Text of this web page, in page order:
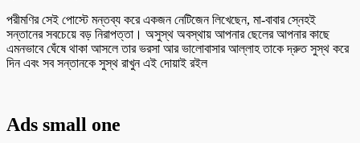
পরীমণির সেই পোস্টে মন্তব্য করে একজন নেটিজেন লিখেছেন, মা-বাবার স্নেহই
সন্তানের সবচেয়ে বড় নিরাপত্তা। অসুস্থ অবস্থায় আপনার ছেলের আপনার কাছে
এমনভাবে ঘেঁষে থাকা আসলে তার ভরসা আর ভালোবাসার আল্লাহ তাকে দ্রুত সুস্থ করে
দিন এবং সব সন্তানকে সুস্থ রাখুন এই দোয়াই রইল
Ads small one